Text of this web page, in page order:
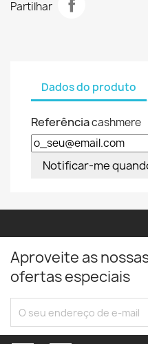
Partilhar
Dados do produto
Referênciacashmere
Notificar-me
Aproveite as
ofertas especiais